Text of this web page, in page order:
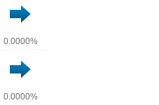
0.0000%
0.0000%